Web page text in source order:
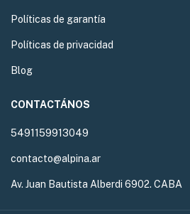
Políticas de garantía
Políticas de privacidad
Blog
CONTACTÁNOS
5491159913049
contacto@alpina.ar
Av. Juan Bautista Alberdi 6902. CABA